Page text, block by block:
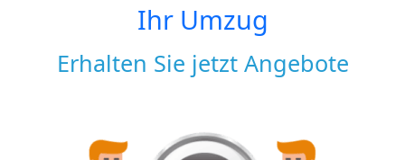
Ihr Umzug
Erhalten Sie jetzt Angebote